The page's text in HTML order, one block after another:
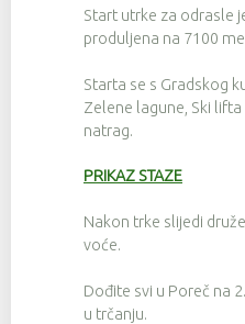
Start utrke za odrasle
produljena na 7100
Starta se s Gradskog
Zelene lagune, Ski
natrag.
PRIKAZ STAZE
Nakon trke slijedi
voće.
Dođite svi u Poreč na
u trčanju.